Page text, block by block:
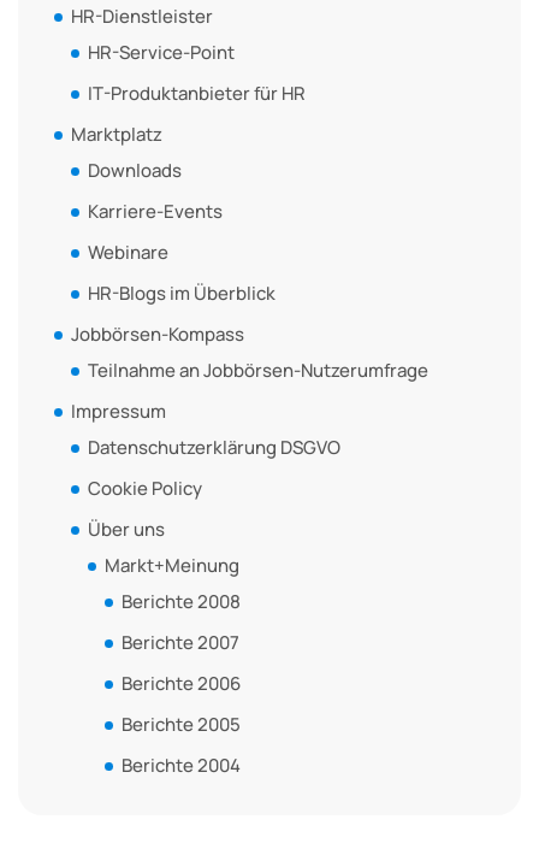
HR-Dienstleister
HR-Service-Point
IT-Produktanbieter für HR
Marktplatz
Downloads
Karriere-Events
Webinare
HR-Blogs im Überblick
Jobbörsen-Kompass
Teilnahme an Jobbörsen-Nutzerumfrage
Impressum
Datenschutzerklärung DSGVO
Cookie Policy
Über uns
Markt+Meinung
Berichte 2008
Berichte 2007
Berichte 2006
Berichte 2005
Berichte 2004